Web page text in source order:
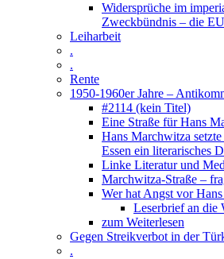
Widersprüche im
Zweckbündnis – die
Leiharbeit
.
.
Rente
1950-1960er Jahre –
#2114 (kein Titel)
Eine Straße für Hans
Hans Marchwitza
Essen ein literarisches
Linke Literatur und
Marchwitza-Straße –
Wer hat Angst vor
Leserbrief an die
zum Weiterlesen
Gegen Streikverbot in der
.